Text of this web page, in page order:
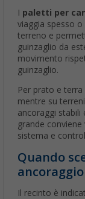
I paletti per
viaggia spesso o
terreno e
guinzaglio da
movimento
guinzaglio.
Per prato e
mentre su
ancoraggi stabili
grande
sistema e
Quando
ancoraggio
Il recinto è